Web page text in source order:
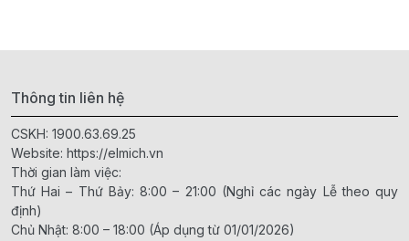
Thông tin liên hệ
CSKH: 1900.63.69.25
Website: https://elmich.vn
Thời gian làm việc:
Thứ Hai – Thứ Bảy: 8:00 – 21:00 (Nghỉ các ngày Lễ theo quy
định)
Chủ Nhật: 8:00 – 18:00 (Áp dụng từ 01/01/2026)